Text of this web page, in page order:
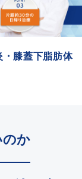
約する
せ
・膝蓋下脂肪体
のか